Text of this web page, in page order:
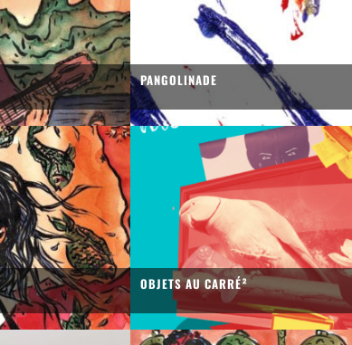
PANGOLINADE
OBJETS AU CARRÉ²